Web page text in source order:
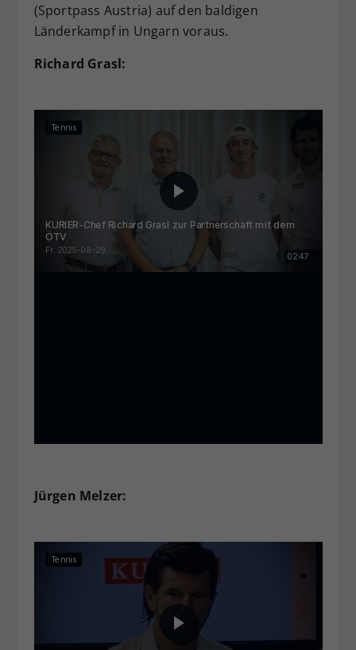
(Sportpass Austria) auf den baldigen
Länderkampf in Ungarn voraus.
Richard Grasl:
Jürgen Melzer: